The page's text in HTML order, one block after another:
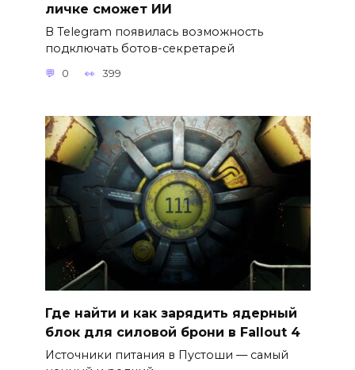
личке сможет ИИ
В Telegram появилась возможность
подключать ботов-секретарей
0 399
Где найти и как зарядить ядерный
блок для силовой брони в Fallout 4
Источники питания в Пустоши — самый